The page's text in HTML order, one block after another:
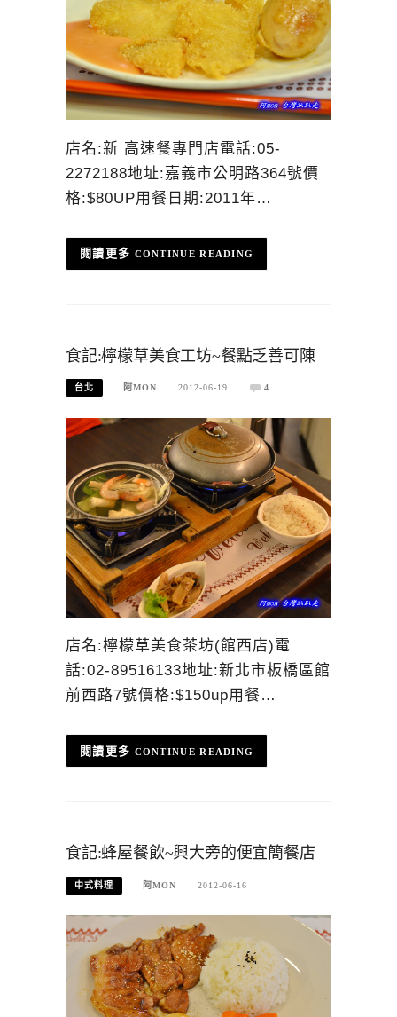
店名:新 高速餐專門店電話:05-
2272188地址:嘉義市公明路364號價
格:$80UP用餐日期:2011年…
CONTINUE READING
食記:檸檬草美食工坊~餐點乏善可陳
台北 阿MON 2012-06-19 4
店名:檸檬草美食茶坊(館西店)電
話:02-89516133地址:新北市板橋區館
前西路7號價格:$150up用餐…
CONTINUE READING
食記:蜂屋餐飲~興大旁的便宜簡餐店
中式料理 阿MON 2012-06-16